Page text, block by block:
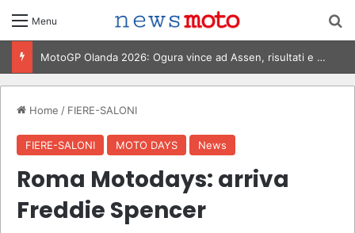
Menu
Classifiche MotoGP 2026: Piloti, Costruttori e Mondiale
Home / FIERE-SALONI
FIERE-SALONI MOTO DAYS News
Roma Motodays: arriva
Freddie Spencer